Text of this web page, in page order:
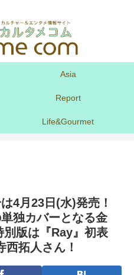
Asia
Report
Life&Gourmet
4月23日(水)発売！
独カバーとなる金
別版は『Ray』初表
拓人さん！